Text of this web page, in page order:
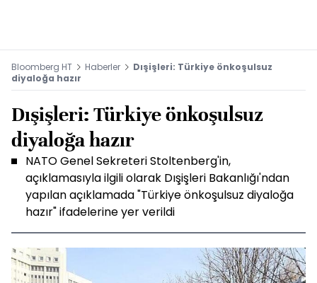
Bloomberg HT Haberler
Dışişleri: Türkiye önkoşulsuz
diyaloğa hazır
Dışişleri: Türkiye önkoşulsuz
diyaloğa hazır
NATO Genel Sekreteri Stoltenberg'in,
açıklamasıyla ilgili olarak Dışişleri Bakanlığı'ndan
yapılan açıklamada "Türkiye önkoşulsuz diyaloğa
hazır" ifadelerine yer verildi